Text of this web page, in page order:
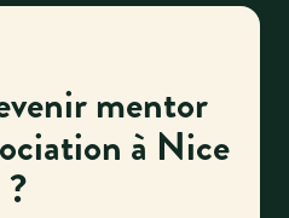
mentor
à Nice
?